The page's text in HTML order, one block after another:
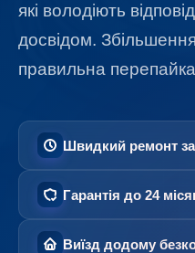
які володіють
досвідом.
правильна
Швидкий ремонт за
Гарантія до 24
Виїзд додому